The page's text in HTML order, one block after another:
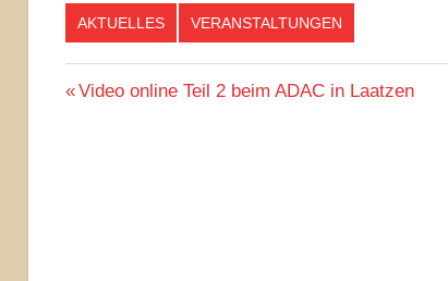
AKTUELLES VERANSTALTUNGEN
Beitragsnavigation
Vorheriger
Video online Teil 2 beim ADAC in Laatzen